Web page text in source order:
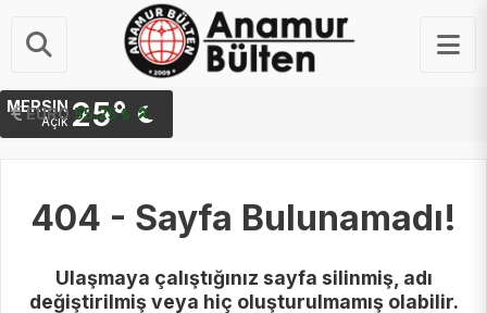
EURO 55.25 ₺
STERLIN 64.48 ₺
MERSIN
Açık 25°
404 - Sayfa Bulunamadı!
Ulaşmaya çalıştığınız sayfa silinmiş, adı
değiştirilmiş veya hiç oluşturulmamış olabilir.